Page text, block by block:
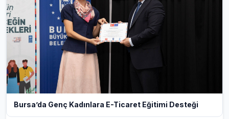
Bursa’da Genç Kadınlara E-Ticaret Eğitimi Desteği